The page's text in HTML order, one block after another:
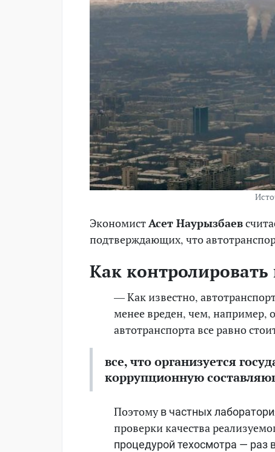
ЭкономистАсет Наурызбаев
подтверждающих, что
Как
— Как известно,
менее вреден, чем, например,
автотранспорта все равно
все, что организуется
коррупционную
Поэтомув частных
проверки качества
процедурой техосмотра — раз